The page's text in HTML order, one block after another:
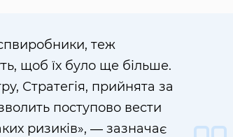
теж
щоб їх було ще більше.
Стратегія, прийнята за
поступово вести
ризиків», ― зазначає